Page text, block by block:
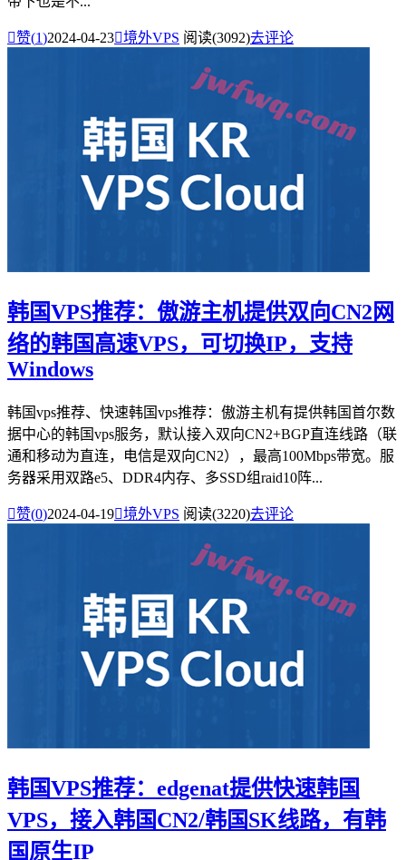
赞(1)2024-04-23境外VPS 阅读(3092)去评论
韩国VPS推荐：傲游主机提供双向CN2网
络的韩国高速VPS，可切换IP，支持
Windows
韩国vps推荐、快速韩国vps推荐：傲游主机有提供韩国首尔数
据中心的韩国vps服务，默认接入双向CN2+BGP直连线路（联
通和移动为直连，电信是双向CN2），最高100Mbps带宽。服
务器采用双路e5、DDR4内存、多SSD组raid10阵...
赞(0)2024-04-19境外VPS 阅读(3220)去评论
韩国VPS推荐：edgenat提供快速韩国
VPS，接入韩国CN2/韩国SK线路，有韩
国原生IP